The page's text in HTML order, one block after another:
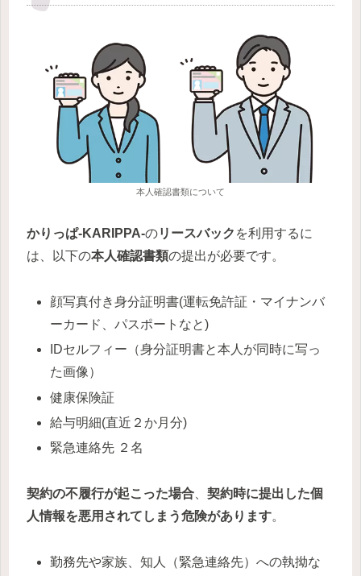
本人確認書類について
かりっぱ-KARIPPA-のリースバック を利用するに
は、以下の本人確認書類の提出が必要です。
顔写真付き身分証明書(運転免許証・マイナンバ
ーカード、パスポートなと)
IDセルフィー（身分証明書と本人が同時に写っ
た画像）
健康保険証
給与明細(直近２か月分)
緊急連絡先 ２名
契約の不履行が起こった場合
契約時に提出した個
人情報を悪用されてしまう危険があります。
勤務先や家族、知人（緊急連絡先）への執拗な